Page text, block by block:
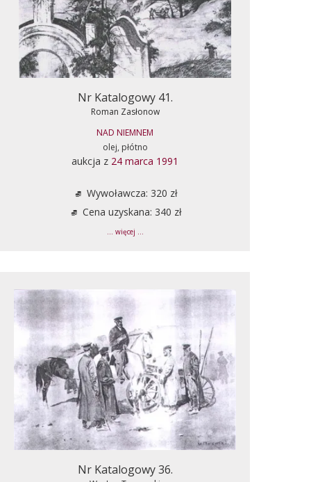
Nr Katalogowy 41.
Roman Zasłonow
NAD NIEMNEM
olej, płótno
aukcja z 24 marca 1991
Wywoławcza: 320 zł
Cena uzyskana: 340 zł
... więcej ...
Nr Katalogowy 36.